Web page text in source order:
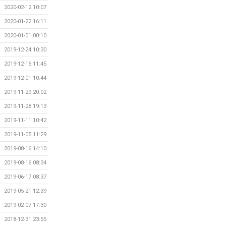
2020-02-12 10:07
2020-01-22 16:11
2020-01-01 00:10
2019-12-24 10:30
2019-12-16 11:45
2019-12-01 10:44
2019-11-29 20:02
2019-11-28 19:13
2019-11-11 10:42
2019-11-05 11:29
2019-08-16 14:10
2019-08-16 08:34
2019-06-17 08:37
2019-05-21 12:39
2019-02-07 17:30
2018-12-31 23:55